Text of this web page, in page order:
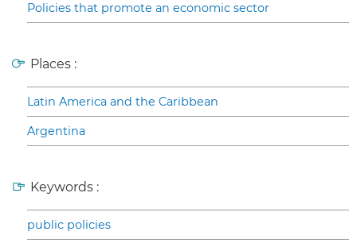
Policies that promote an economic sector
Places :
Latin America and the Caribbean
Argentina
Keywords :
public policies